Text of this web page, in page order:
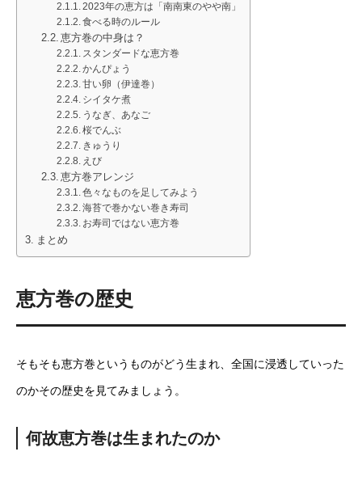
2023年の恵方は「南南東のやや南」
食べる時のルール
恵方巻の中身は？
スタンダードな恵方巻
かんぴょう
甘い卵（伊達巻）
シイタケ煮
うなぎ、あなご
桜でんぶ
きゅうり
えび
恵方巻アレンジ
色々なものを足してみよう
海苔で巻かない巻き寿司
お寿司ではない恵方巻
まとめ
恵方巻の歴史
そもそも恵方巻というものがどう生まれ、全国に浸透していった
のかその歴史を見てみましょう。
何故恵方巻は生まれたのか